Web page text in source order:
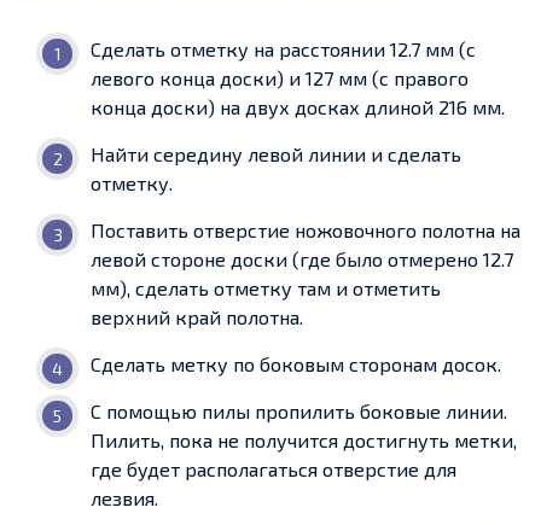
Сделать отметку на расстоянии 12.7 мм (с
левого конца доски) и 127 мм (с правого
конца доски) на двух досках длиной 216 мм.
Найти середину левой линии и сделать
отметку.
Поставить отверстие ножовочного полотна на
левой стороне доски (где было отмерено 12.7
мм), сделать отметку там и отметить
верхний край полотна.
Сделать метку по боковым сторонам досок.
С помощью пилы пропилить боковые линии.
Пилить, пока не получится достигнуть метки,
где будет располагаться отверстие для
лезвия.